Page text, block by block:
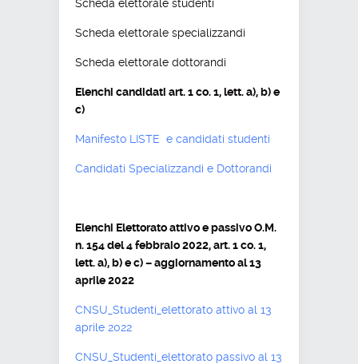
Scheda elettorale studenti
Scheda elettorale specializzandi
Scheda elettorale dottorandi
Elenchi candidati art. 1 co. 1, lett. a), b) e
c)
Manifesto LISTE e candidati studenti
Candidati Specializzandi e Dottorandi
Elenchi Elettorato attivo e passivo O.M.
n. 154 del 4 febbraio 2022, art. 1 co. 1,
lett. a), b) e c) – aggiornamento al 13
aprile 2022
CNSU_Studenti_elettorato attivo al 13
aprile 2022
CNSU_Studenti_elettorato passivo al 13